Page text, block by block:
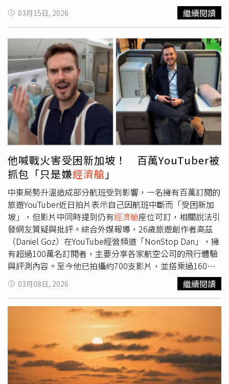
克制呀，表達方式就是哭跟笑，誰出生不是這樣，這無關教
育了，是要跟一個嬰兒計較什麼東西」、「厭童症的人超
明明隔壁的人打呼更大聲」。對此，原PO也補充，座位右
邊的乘客其實是岳母和阿姨，當初買機票選位時也儘量選最
前面的位置，加上晚班的飛機剛好能讓孩子睡覺，所幸這趟
出行孩子沒有大哭，如果有也會立即處理。
幣（約合新台幣1.2萬元），回程航班價格則略低，為2120
元人民幣（約合新台幣1萬元）。單程飛行時間約為2小時，
該航線的2段航程均顯示由波音737（Boeing 737）客機執
飛。這將是中國國際航空自2020年1月以來首次營運北京—
平壤航線，當時該航線因新冠疫情（Covid-19 pandemic）
而暫停。此外，中國本週稍早亦恢復了前往北韓的客運列車
服務。2國之間的貨運鐵路連結則是在2022年1月就恢復運
行，而貨運卡車則在翌年重新開始通行。對此，中國駐平壤
大使館同日發布的聲明指出，中國駐北韓大使王亞軍表示，
這些交通恢復措施將為促進中朝2國友好交流與務實合作提
供重要運輸支持，並為雙邊關係發展注入新的活力。報導補
充，在北韓因新冠疫情關閉邊境之前，中國遊客一直是前往
北韓的最大外國旅客族群。允許旅遊活動恢復，被視為平壤
方面是否願意重啟與中國這個最大貿易夥伴經濟往來的重要
試金石。此前，北韓唯一的商業航空公司「高麗航空」（Air
Koryo）已於2023年8月恢復飛往北京的航班。在近期2韓
關係緊張，以及美國總統川普（Donald Trump）對朝外交
政策走向不確定性增加的背景下，北韓近期不斷釋出更多與
中國改善關係的訊號。北韓領導人金正恩於10日致函中國國
家主席習近平，重申北韓對於與中國「更加緊密關係」的
「堅定不移」承諾。另據《韓聯社》報導，南韓總理金民錫
於13日在白宮會見川普後表示，美國總統對恢復與北韓領導
人的對話仍持正面態度，但雙方何時再次會面仍未確定。據
引述，金民錫在華盛頓向記者表示，川普認為與北韓領導人
再次會面「是1件好事」，但具體時間尚未決定。與此同
時，北韓14日也發射了約10枚彈道飛彈。這些發射行動正
值美國與南韓進行為期11天的聯合軍事演習「自由護盾」
（Freedom Shield）期間，該演習將持續至19日結束。
03月15日, 2026 繼續閱讀
他喊戰火害受困新加坡！ 百萬YouTuber被
抓包「只是嫌經濟艙 」
中東局勢升溫造成部分航班受到影響，一名擁有百萬訂閱的
旅遊YouTuber近日拍片表示自己因航班中斷而「受困新加
坡」，但影片中同時提到仍有經濟艙座位可訂，相關說法引
發網友質疑與批評。綜合外媒報導，26歲旅遊創作者高茲
（Daniel Goz）在YouTube經營頻道「NonStop Dan」，擁
有超過100萬名訂閱者，主要分享各家航空公司的飛行體驗
與評測內容。至今他已拍攝約700支影片，並搭乘過160多
家航空公司的航班。高茲4日在頻道發布一支名為「There
Are No Flights Left」的影片，表示自己原本計畫從印尼峇
里島飛往阿聯杜拜，中途在新加坡轉機，但因中東衝突造成
航班混亂而被迫滯留當地。他在影片中展示航班資訊圖表，
並提到部分日期仍能找到經濟艙 座位。影片曝光後引發網友
熱議。有網友在社群平台留言表示，「一名航空評測
YouTuber說自己被困在新加坡，但其實還有航班，只是他
不想搭經濟艙。」也有人嘲諷表示，「寧可在新加坡待上兩
週見不到家人，也不願意搭經濟艙回家。」另外也有網友指
03月08日, 2026 繼續閱讀